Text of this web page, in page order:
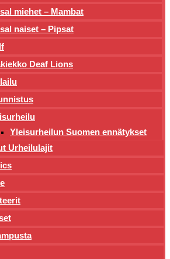
miehet – Mambat
naiset – Pipsat
Deaf Lions
Yleisurheilun Suomen ennätykset
Urheilulajit